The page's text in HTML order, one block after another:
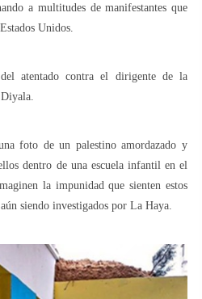
a multitudes de manifestantes que
Unidos.
atentado contra el dirigente de la
foto de un palestino amordazado y
dentro de una escuela infantil en el
la impunidad que sienten estos
siendo investigados por La Haya.